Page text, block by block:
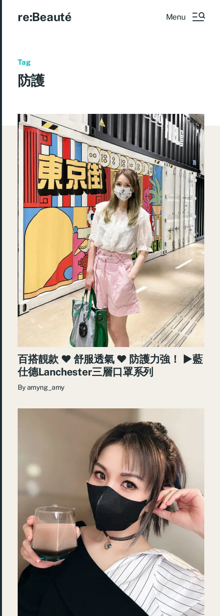
re:Beauté Menu
Tag
防護
百搭靚款 ♥ 舒服透氣 ♥ 防護力強！ ►藍
仕德Lanchester三層口罩系列
Byamyng_amy